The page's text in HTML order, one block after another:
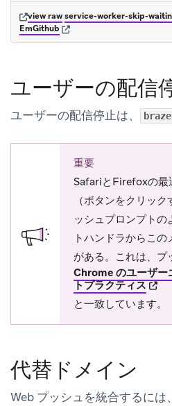
view raw(opens in new tab)
service-worker-skip-
EmGithub (opens in new tab)
ユーザーの配信
ユーザーの配信停止は、
重要
SafariとFirefoxの最
（ボタンをクリッ
ッシュプロンプトの
トハンドラからこ
がある。これは、プ
Chrome のユーザー
トプラクティス
と一致しています。
代替ドメイン
Web プッシュを統合するには